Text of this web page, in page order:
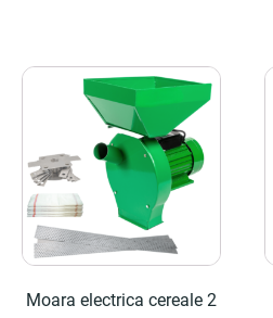
Moara electrica cereale 2